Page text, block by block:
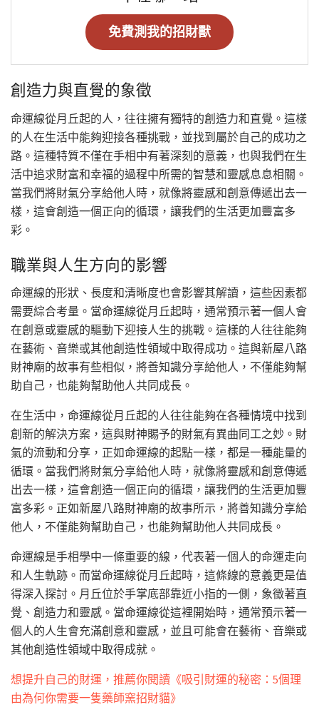
免費測我的招財獸
創造力與直覺的象徵
命運線從月丘起的人，往往擁有獨特的創造力和直覺。這樣
的人在生活中能夠迎接各種挑戰，並找到屬於自己的成功之
路。這種特質不僅在手相中有著深刻的意義，也與我們在生
活中追求財富和幸福的過程中所需的智慧和靈感息息相關。
當我們將財氣分享給他人時，就像將靈感和創意傳遞出去一
樣，這會創造一個正向的循環，讓我們的生活更加豐富多
彩。
職業與人生方向的影響
命運線的形狀、長度和清晰度也會影響其解讀，這些因素都
需要綜合考量。當命運線從月丘起時，通常預示著一個人會
在創意或靈感的驅動下迎接人生的挑戰。這樣的人往往能夠
在藝術、音樂或其他創造性領域中取得成功。這與新屋八路
財神廟的故事有些相似，將善知識分享給他人，不僅能夠幫
助自己，也能夠幫助他人共同成長。
在生活中，命運線從月丘起的人往往能夠在各種情境中找到
創新的解決方案，這與財神賜予的財氣有異曲同工之妙。財
氣的流動和分享，正如命運線的起點一樣，都是一種能量的
循環。當我們將財氣分享給他人時，就像將靈感和創意傳遞
出去一樣，這會創造一個正向的循環，讓我們的生活更加豐
富多彩。正如新屋八路財神廟的故事所示，將善知識分享給
他人，不僅能夠幫助自己，也能夠幫助他人共同成長。
命運線是手相學中一條重要的線，代表著一個人的命運走向
和人生軌跡。而當命運線從月丘起時，這條線的意義更是值
得深入探討。月丘位於手掌底部靠近小指的一側，象徵著直
覺、創造力和靈感。當命運線從這裡開始時，通常預示著一
個人的人生會充滿創意和靈感，並且可能會在藝術、音樂或
其他創造性領域中取得成就。
想提升自己的財運，推薦你閱讀《吸引財運的秘密：5個理
由為何你需要一隻藥師窯招財貓》